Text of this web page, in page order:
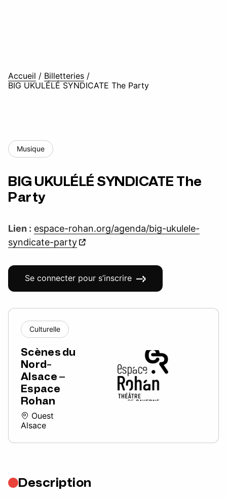
Accueil / Billetteries /
BIG UKULÉLÉ SYNDICATE The Party
Musique
BIG UKULÉLÉ SYNDICATE The
Party
Lien : espace-rohan.org/agenda/big-ukulele-
syndicate-party
Se connecter pour s’inscrire
Culturelle
Scènes du
Nord-
Alsace –
Espace
Rohan
Ouest
Alsace
Description